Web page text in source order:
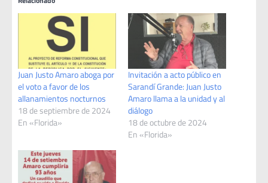
Juan Justo Amaro aboga por
el voto a favor de los
allanamientos nocturnos
18 de septiembre de 2024
En «Florida»
Invitación a acto público en
Sarandí Grande: Juan Justo
Amaro llama a la unidad y al
diálogo
18 de octubre de 2024
En «Florida»